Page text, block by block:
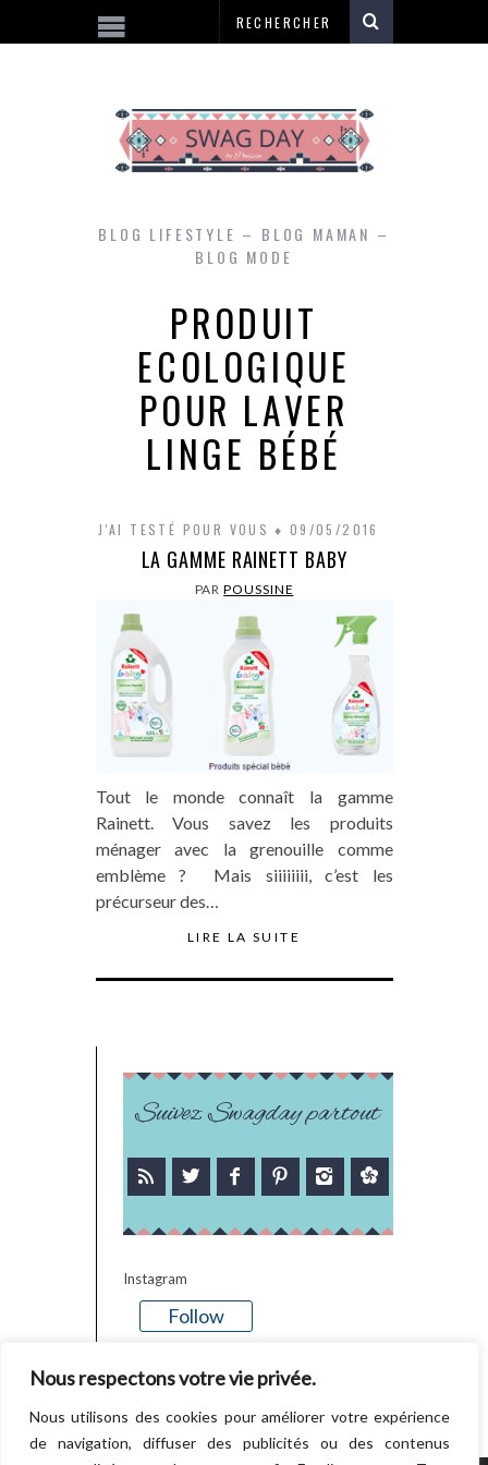
Nous respectons votre vie privée.
Nous utilisons des cookies pour améliorer votre expérience
de navigation, diffuser des publicités ou des contenus
BLOG LIFESTYLE – BLOG MAMAN –
BLOG MODE
PRODUIT
ECOLOGIQUE
POUR LAVER
LINGE BÉBÉ
J'AI TESTÉ POUR VOUS 09/05/2016
LA GAMME RAINETT BABY
PARPOUSSINE
Tout le monde connaît la gamme
Rainett. Vous savez les produits
ménager avec la grenouille comme
emblème ? Mais siiiiiiii, c’est les
précurseur des…
LIRE LA SUITE
Suivez Swagday partout
Instagram
Follow